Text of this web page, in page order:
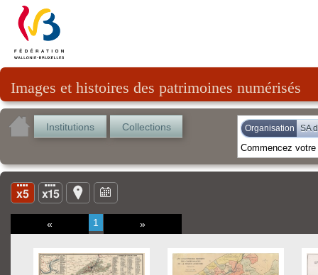
Images et histoires des patrimoines numérisés
Institutions Collections Organisation SA
« 1 »